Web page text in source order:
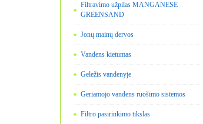
Filtravimo užpilas MANGANESE
GREENSAND
Jonų mainų dervos
Vandens kietumas
Geležis vandenyje
Geriamojo vandens ruošimo sistemos
Filtro pasirinkimo tikslas